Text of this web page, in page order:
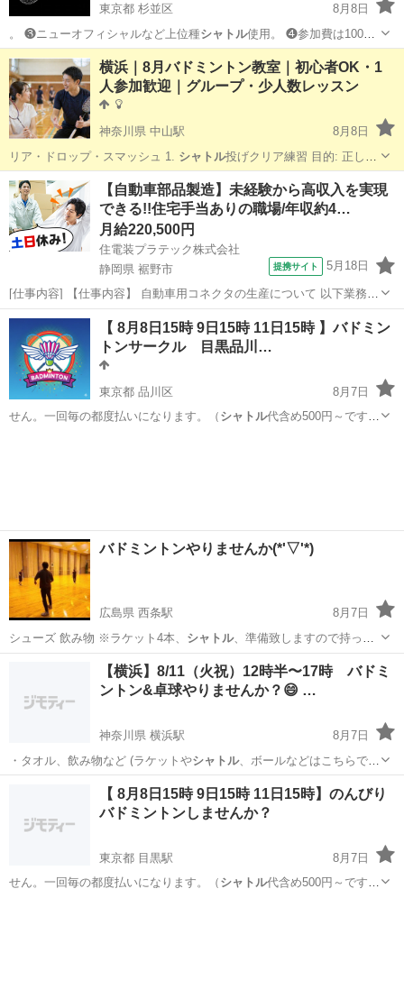
東京都 杉並区
8月8日
。 ❸ニューオフィシャルなど上位種シャトル使用。 ❹参加費は1000
円程度で…
東京 杉並区 バドミントン
横浜｜8月バドミントン教室｜初心者OK・1
人参加歓迎｜グループ・少人数レッスン
神奈川県 中山駅
8月8日
リア・ドロップ・スマッシュ 1. シャトル投げクリア練習 目的: 正しい
フォ…
神奈川 横浜市 中山駅 バドミントン フォーム
【自動車部品製造】未経験から高収入を実現
できる!!住宅手当ありの職場/年収約4…
月給220,500円
住電装プラテック株式会社
静岡県 裾野市
提携サイト 5月18日
[仕事内容] 【仕事内容】 自動車用コネクタの生産について 以下業務を
ご担当いただきます。（雇入れ直後） ○製品の寸法測定、機能検査、
外観検査業務 ○その他付随作業 （業務内容の変更の範囲） 会社が定め
静岡 裾野市 工場
【 8月8日15時 9日15時 11日15時 】バドミン
トンサークル 目黒品川…
東京都 品川区
8月7日
せん。一回毎の都度払いになります。（ シャトル代含め500円～です）
バドミントンやりませんか(*'▽'*)
広島県 西条駅
8月7日
シューズ 飲み物 ※ラケット4本、 シャトル、準備致しますので持って
ない方はお貸…東広島市 西条駅 バドミントン
【横浜】8/11（火祝）12時半〜17時 バドミ
ントン&卓球やりませんか？😄 …
神奈川県 横浜駅
8月7日
・タオル、飲み物など (ラケットやシャトル、ボールなどはこちらで用
意します) …
横浜駅 その他 シャトル
【 8月8日15時 9日15時 11日15時】のんびり
バドミントンしませんか？
東京都 目黒駅
8月7日
せん。一回毎の都度払いになります。（ シャトル代含め500円～です）